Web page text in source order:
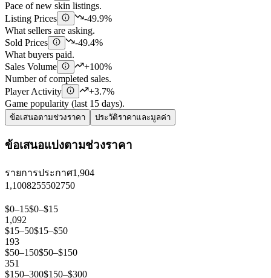
Pace of new skin listings.
Listing Prices
-49.9%
What sellers are asking.
Sold Prices
-49.4%
What buyers paid.
Sales Volume
+100%
Number of completed sales.
Player Activity
+3.7%
Game popularity (last 15 days).
ข้อเสนอตามช่วงราคา ประวัติราคาและมูลค่า
ข้อเสนอแบ่งตามช่วงราคา
รายการประกาศ1,904
1,1008255502750
$0–15$0–$15
1,092
$15–50$15–$50
193
$50–150$50–$150
351
$150–300$150–$300